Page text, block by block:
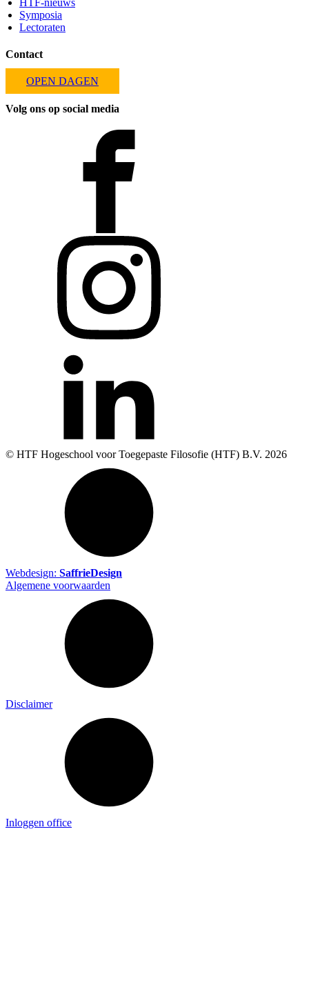
Symposia
Lectoraten
Contact
OPEN DAGEN
Volg ons op social media
© HTF Hogeschool voor Toegepaste Filosofie (HTF) B.V. 2026
Webdesign: SaffrieDesign
Algemene voorwaarden
Disclaimer
Inloggen office